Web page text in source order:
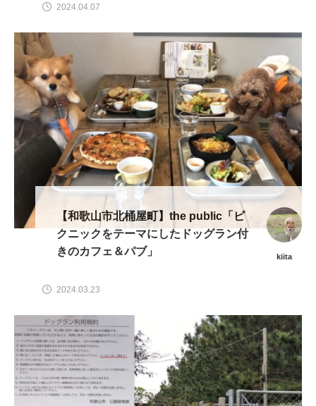
2024.04.07
【和歌山市北桶屋町】the public「ピ
クニックをテーマにしたドッグラン付
きのカフェ＆パブ」
kiita
2024.03.23